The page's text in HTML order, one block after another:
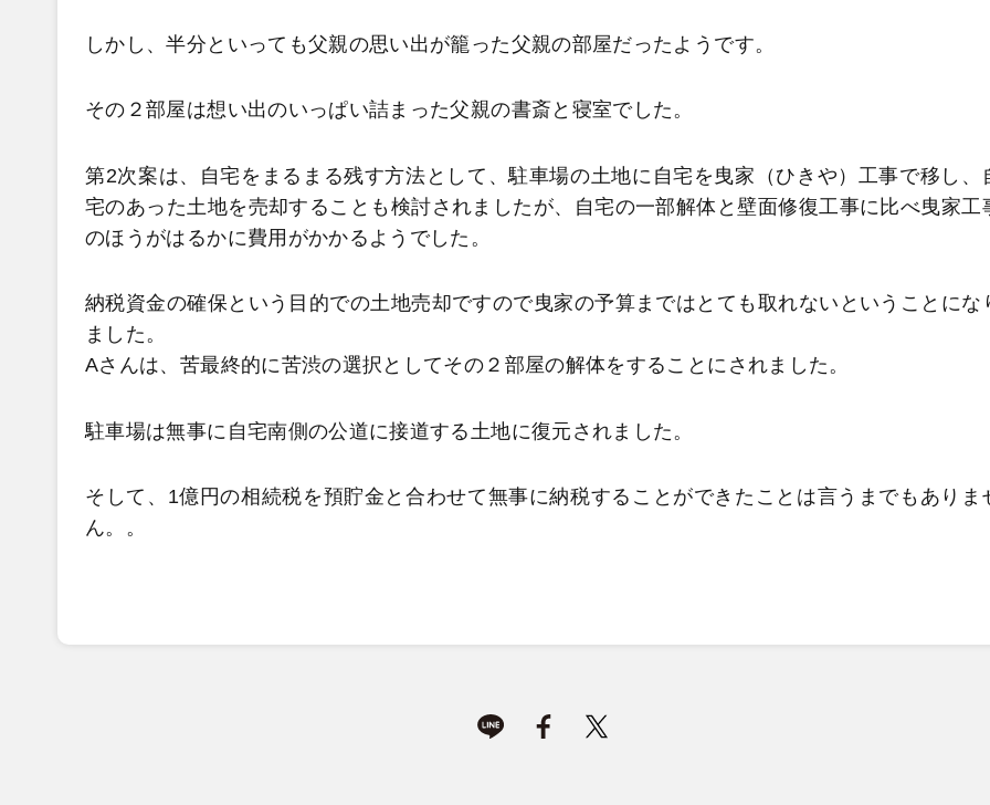
しかし、半分といっても父親の思い出が籠った父親の部屋だったようです。
その２部屋は想い出のいっぱい詰まった父親の書斎と寝室でした。
第2次案は、自宅をまるまる残す方法として、駐車場の土地に自宅を曳家（ひきや）工事で移し、
宅のあった土地を売却することも検討されましたが、自宅の一部解体と壁面修復工事に比べ曳家工
のほうがはるかに費用がかかるようでした。
納税資金の確保という目的での土地売却ですので曳家の予算まではとても取れないということにな
ました。
Aさんは、苦最終的に苦渋の選択としてその２部屋の解体をすることにされました。
駐車場は無事に自宅南側の公道に接道する土地に復元されました。
そして、1億円の相続税を預貯金と合わせて無事に納税することができたことは言うまでもありま
ん。。